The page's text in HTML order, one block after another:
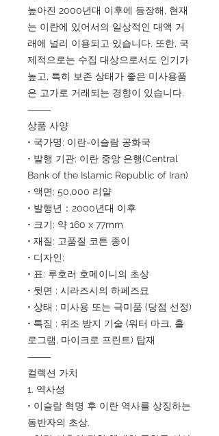
높아진 2000년대 이후에 등장해, 현재
는 이란에 있어서의 일상적인 대액 거
래에 널리 이용되고 있습니다. 또한, 국
제적으로는 수집 대상으로서도 인기가
높고, 특히 보존 상태가 좋은 미사용품
은 고가로 거래되는 경향이 있습니다.
⸻
상품 사양
• 국가명: 이란-이슬람 공화국
• 발행 기관: 이란 중앙 은행(Central
Bank of the Islamic Republic of Iran)
• 액면: 50,000 리얄
• 발행년：2000년대 이후
• 크기: 약 160 x 77mm
• 재질: 고품질 코튼 종이
• 디자인:
• 표: 루호러 호메이니의 초상
• 뒷면 : 시라즈시의 하페즈묘
• 상태 : 미사용 또는 극미품 (당점 선정)
• 특징 : 위조 방지 기술 (워터 마크, 홀
로그램, 마이크로 프린트) 탑재
⸻
컬렉션 가치
1. 역사성
• 이슬람 혁명 후 이란 역사를 상징하는
동반자의 초상.